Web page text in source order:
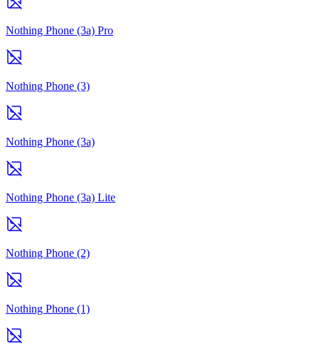
Nothing Phone (3a) Pro
Nothing Phone (3)
Nothing Phone (3a)
Nothing Phone (3a) Lite
Nothing Phone (2)
Nothing Phone (1)